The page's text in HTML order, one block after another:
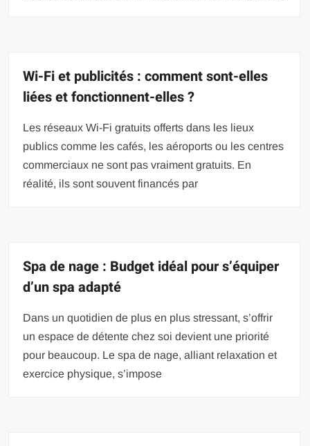
Wi-Fi et publicités : comment sont-elles
liées et fonctionnent-elles ?
Les réseaux Wi-Fi gratuits offerts dans les lieux
publics comme les cafés, les aéroports ou les centres
commerciaux ne sont pas vraiment gratuits. En
réalité, ils sont souvent financés par
Spa de nage : Budget idéal pour s’équiper
d’un spa adapté
Dans un quotidien de plus en plus stressant, s’offrir
un espace de détente chez soi devient une priorité
pour beaucoup. Le spa de nage, alliant relaxation et
exercice physique, s’impose